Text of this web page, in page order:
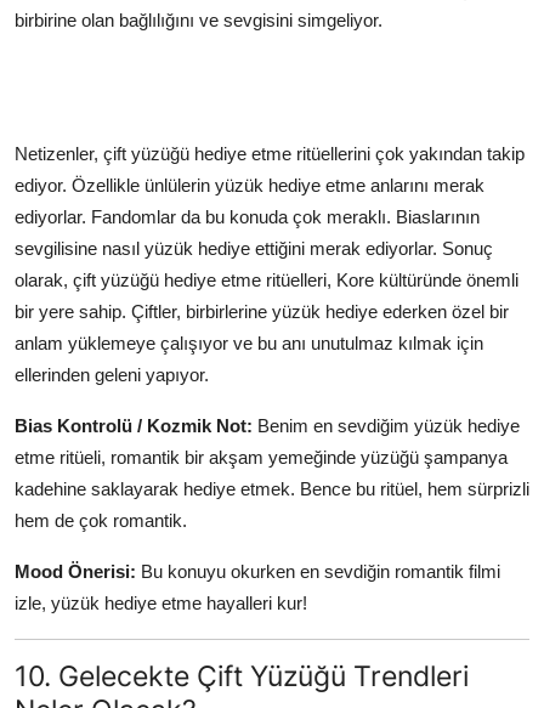
birbirine olan bağlılığını ve sevgisini simgeliyor.
Netizenler, çift yüzüğü hediye etme ritüellerini çok yakından takip
ediyor. Özellikle ünlülerin yüzük hediye etme anlarını merak
ediyorlar. Fandomlar da bu konuda çok meraklı. Biaslarının
sevgilisine nasıl yüzük hediye ettiğini merak ediyorlar. Sonuç
olarak, çift yüzüğü hediye etme ritüelleri, Kore kültüründe önemli
bir yere sahip. Çiftler, birbirlerine yüzük hediye ederken özel bir
anlam yüklemeye çalışıyor ve bu anı unutulmaz kılmak için
ellerinden geleni yapıyor.
Bias Kontrolü / Kozmik Not: Benim en sevdiğim yüzük hediye
etme ritüeli, romantik bir akşam yemeğinde yüzüğü şampanya
kadehine saklayarak hediye etmek. Bence bu ritüel, hem sürprizli
hem de çok romantik.
Mood Önerisi: Bu konuyu okurken en sevdiğin romantik filmi
izle, yüzük hediye etme hayalleri kur!
10. Gelecekte Çift Yüzüğü Trendleri